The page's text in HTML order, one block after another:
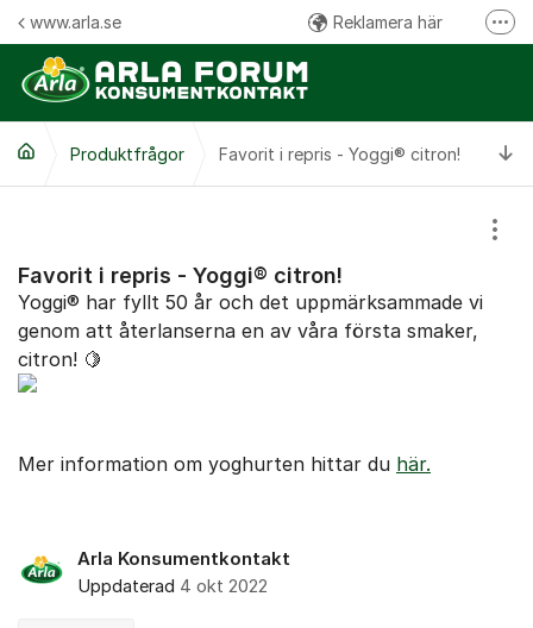
Hoppa till innehåll
www.arla.se Reklamera här
Följ oss på Facebook
Kommentarsregler
Produktfrågor Favorit i repris - Yoggi® citron!
Favorit i repris - Yoggi® citron!
Yoggi® har fyllt 50 år och det uppmärksammade vi
genom att återlanserna en av våra första smaker,
citron! 🍋
Mer information om yoghurten hittar du här.
Arla Konsumentkontakt
Uppdaterad 4 okt 2022